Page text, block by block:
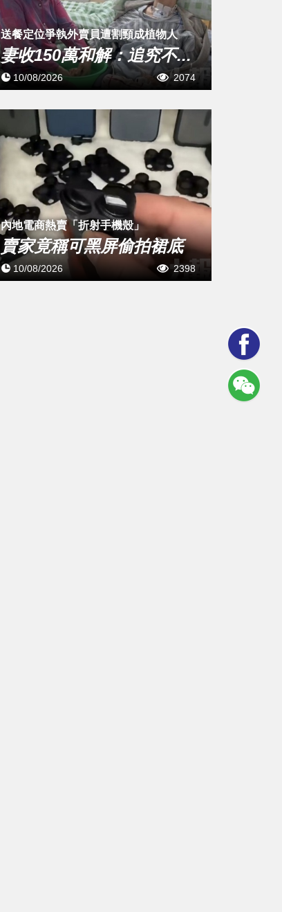
送餐定位爭執外賣員遭割頸成植物人
妻收150萬和解：追究不...
10/08/2026 2074
內地電商熱賣「折射手機殼」
賣家竟稱可黑屏偷拍裙底
10/08/2026 2398